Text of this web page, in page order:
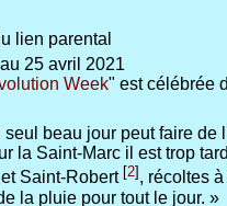
lien parental
25 avril 2021
Week" est célébrée
beau jour peut faire de
la Saint-Marc il est trop
Saint-Robert [2] , récoltes à
la pluie pour tout le jour. »